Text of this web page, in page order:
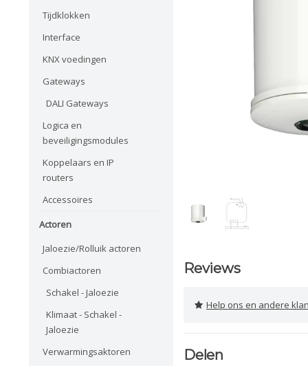
Tijdklokken
Interface
KNX voedingen
Gateways
DALI Gateways
Logica en
beveiligingsmodules
Koppelaars en IP
routers
Accessoires
Actoren
Jaloezie/Rolluik actoren
Combiactoren
Schakel - Jaloezie
Klimaat - Schakel -
Jaloezie
Verwarmingsaktoren
Reviews
Help ons en andere
Delen